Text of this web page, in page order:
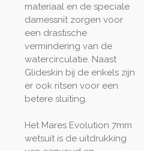
materiaal en de speciale
damessnit zorgen voor
een drastische
vermindering van de
watercirculatie. Naast
Glideskin bij de enkels zijn
er ook ritsen voor een
betere sluiting.
Het Mares Evolution 7mm
wetsuit is de uitdrukking